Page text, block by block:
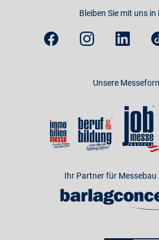
Bleiben Sie mit uns
Unsere
Ihr Partner für Messebau